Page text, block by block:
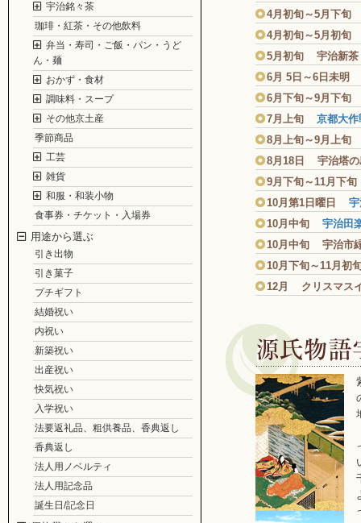
宇治銘々茶
珈琲・紅茶・その他飲料
弁当・寿司・ご飯・パン・うど
ん・麺
おかず・食材
調味料・スープ
その他京土産
季節商品
工芸
雑貨
和服・和装小物
食事券・チケット・入場券
用途から選ぶ
引き出物
引き菓子
プチギフト
結婚祝い
内祝い
新築祝い
出産祝い
快気祝い
入学祝い
法要返礼品、粗供養品、香典返し
香典返し
法人用ノベルティ
法人用記念品
誕生日/記念日
4月初旬～5月下旬
4月初旬～5月初旬
5月初旬 宇治新茶
6月 5日～6日未明
6月下旬～9月下
7月上旬 京都大
8月上旬～9月上
8月18日 宇治塔の
9月下旬～11月下
10月第1日曜日
10月中旬 宇治田
10月中旬 宇治市
10月下旬～11月初
12月 クリスマス